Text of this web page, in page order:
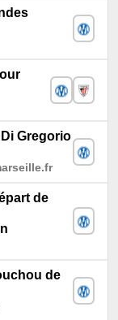
Di Gregorio
de
de